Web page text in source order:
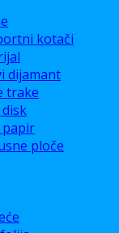
kotači
dijamant
trake
ploče